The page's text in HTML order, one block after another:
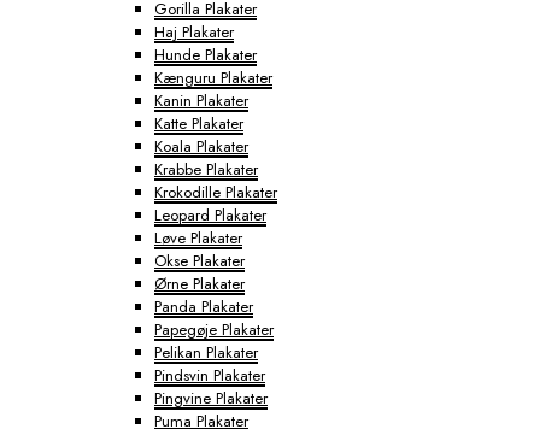
Gorilla Plakater
Haj Plakater
Hunde Plakater
Kænguru Plakater
Kanin Plakater
Katte Plakater
Koala Plakater
Krabbe Plakater
Krokodille Plakater
Leopard Plakater
Løve Plakater
Okse Plakater
Ørne Plakater
Panda Plakater
Papegøje Plakater
Pelikan Plakater
Pindsvin Plakater
Pingvine Plakater
Puma Plakater